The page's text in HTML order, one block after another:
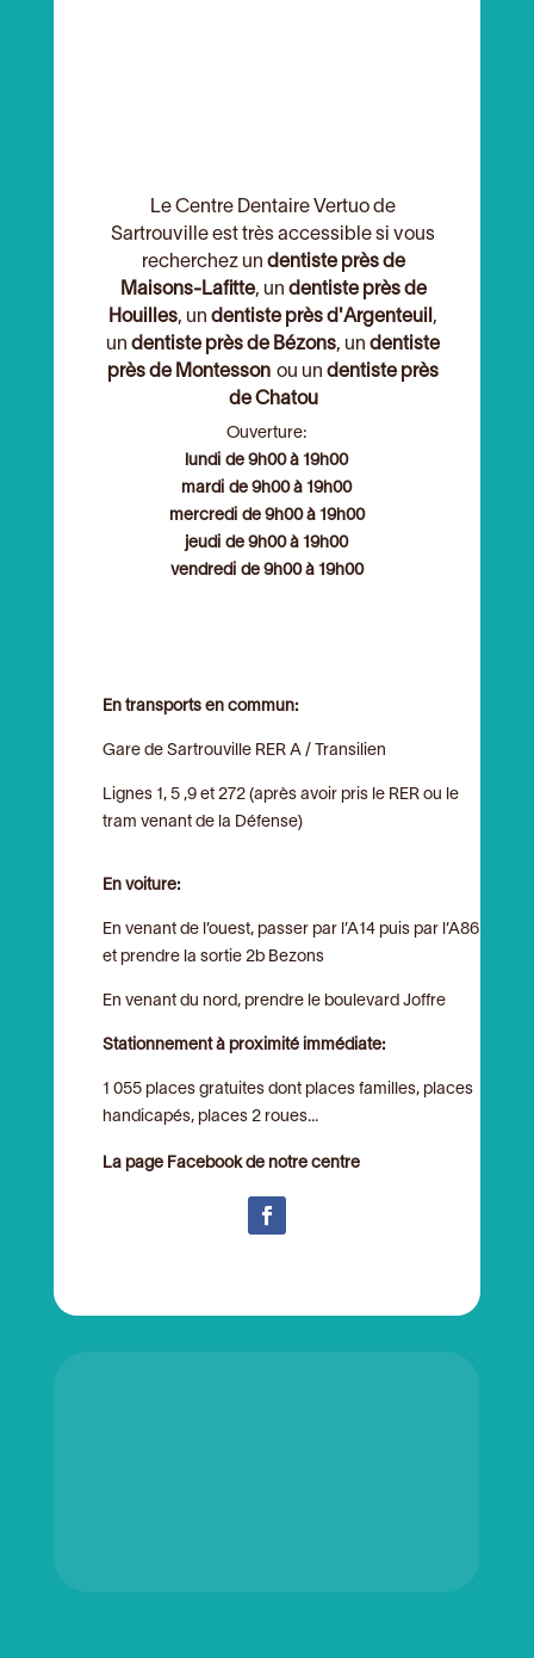
Le Centre Dentaire Vertuo de
Sartrouville est très accessible si vous
recherchez un dentiste près de
Maisons-Lafitte, un dentiste près de
Houilles, undentiste près d'Argenteuil ,
undentiste près de Bézons, undentiste
près de Montesson ou undentiste près
de Chatou
Ouverture:
lundi de 9h00 à 19h00
mardi de 9h00 à 19h00
mercredi de 9h00 à 19h00
jeudi de 9h00 à 19h00
vendredi de 9h00 à 19h00
En transports en commun:
Gare de Sartrouville RER A / Transilien
Lignes 1, 5 ,9 et 272 (après avoir pris le RER ou le
tram venant de la Défense)
En voiture:
En venant de l’ouest, passer par l’A14 puis par l’A86
et prendre la sortie 2b Bezons
En venant du nord, prendre le boulevard Joffre
Stationnement à proximité immédiate:
1 055 places gratuites dont places familles, places
handicapés, places 2 roues...
La page Facebook de notre centre